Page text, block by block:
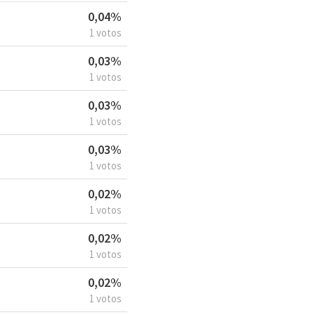
0,04%
1 votos
0,03%
1 votos
0,03%
1 votos
0,03%
1 votos
0,02%
1 votos
0,02%
1 votos
0,02%
1 votos